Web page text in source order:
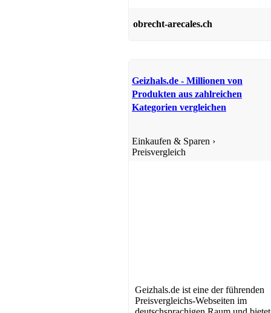
obrecht-arecales.ch
Geizhals.de - Millionen von
Produkten aus zahlreichen
Kategorien vergleichen
Einkaufen & Sparen ›
Preisvergleich
Geizhals.de ist eine der führenden
Preisvergleichs-Webseiten im